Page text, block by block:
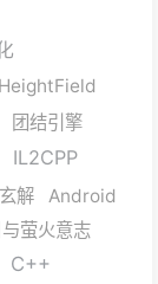
HeightField
团结引擎
IL2CPP
解
Android
萤火意志
C++